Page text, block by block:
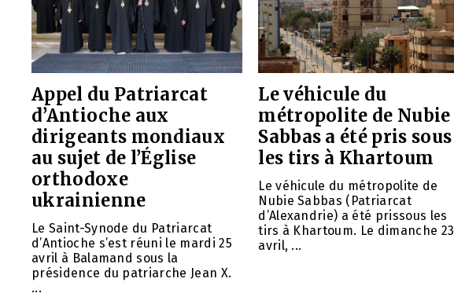
Appel du Patriarcat
d’Antioche aux
dirigeants mondiaux
au sujet de l’Église
orthodoxe
ukrainienne
Le Saint-Synode du Patriarcat
d’Antioche s’est réuni le mardi 25
avril à Balamand sous la
présidence du patriarche Jean X.
...
Le véhicule du
métropolite de Nubie
Sabbas a été pris sous
les tirs à Khartoum
Le véhicule du métropolite de
Nubie Sabbas (Patriarcat
d’Alexandrie) a été prissous les
tirs à Khartoum. Le dimanche 23
avril, ...